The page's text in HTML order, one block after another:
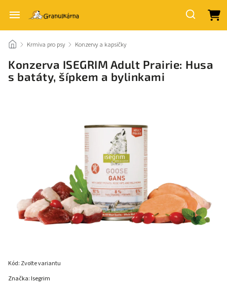
/ Krmiva pro psy / Konzervy a kapsičky
Konzerva ISEGRIM Adult Prairie: Husa
s batáty, šípkem a bylinkami
Kód: Zvolte variantu
Značka: Isegrim